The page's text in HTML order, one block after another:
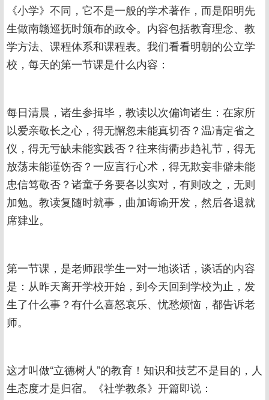
《小学》不同，它不是一般的学术著作，而是阳明先
生做南赣巡抚时颁布的政令。内容包括教育理念、教
学方法、课程体系和课程表。我们看看明朝的公立学
校，每天的第一节课是什么内容：
每日清晨，诸生参揖毕，教读以次偏询诸生：在家所
以爱亲敬长之心，得无懈忽未能真切否？温凊定省之
仪，得无亏缺未能实践否？往来街衢步趋礼节，得无
放荡未能谨饬否？一应言行心术，得无欺妄非僻未能
忠信笃敬否？诸童子务要各以实对，有则改之，无则
加勉。教读复随时就事，曲加诲谕开发，然后各退就
席肄业。
第一节课，是老师跟学生一对一地谈话，谈话的内容
是：从昨天离开学校开始，到今天回到学校为止，发
生了什么事？有什么喜怒哀乐、忧愁烦恼，都告诉老
师。
这才叫做“立德树人”的教育！知识和技艺不是目的，人
生态度才是归宿。《社学教条》开篇即说：